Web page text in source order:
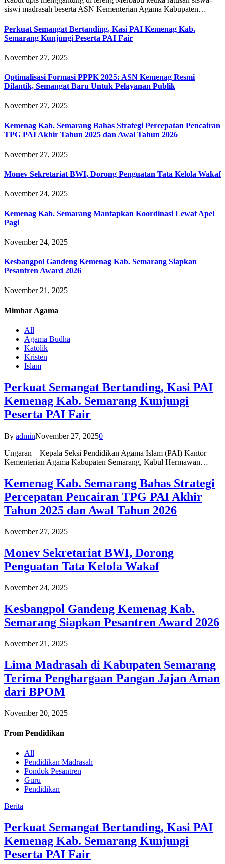
siswi madrasah beserta ASN Kementerian Agama Kabupaten…
Perkuat Semangat Bertanding, Kasi PAI Kemenag Kab.
Semarang Kunjungi Peserta PAI Fair
November 27, 2025
Optimalisasi Formasi PPPK 2025: ASN Kemenag Resmi
Dilantik, Semangat Baru Untuk Pelayanan Publik
November 27, 2025
Kemenag Kab. Semarang Bahas Strategi Percepatan Pencairan
TPG PAI Akhir Tahun 2025 dan Awal Tahun 2026
November 27, 2025
Monev Sekretariat BWI, Dorong Penguatan Tata Kelola Wakaf
November 24, 2025
Kemenag Kab. Semarang Mantapkan Koordinasi Lewat Apel
Pagi
November 24, 2025
Kesbangpol Gandeng Kemenag Kab. Semarang Siapkan
Pesantren Award 2026
November 21, 2025
Mimbar Agama
All
Agama Budha
Katolik
Kristen
Islam
Perkuat Semangat Bertanding, Kasi PAI
Kemenag Kab. Semarang Kunjungi
Peserta PAI Fair
By adminNovember 27, 20250
Ungaran – Kepala Seksi Pendidikan Agama Islam (PAI) Kantor
Kementerian Agama Kabupaten Semarang, Kabul Hermawan…
Kemenag Kab. Semarang Bahas Strategi
Percepatan Pencairan TPG PAI Akhir
Tahun 2025 dan Awal Tahun 2026
November 27, 2025
Monev Sekretariat BWI, Dorong
Penguatan Tata Kelola Wakaf
November 24, 2025
Kesbangpol Gandeng Kemenag Kab.
Semarang Siapkan Pesantren Award 2026
November 21, 2025
Lima Madrasah di Kabupaten Semarang
Terima Penghargaan Pangan Jajan Aman
dari BPOM
November 20, 2025
From Pendidikan
All
Pendidikan Madrasah
Pondok Pesantren
Guru
Pendidikan
Berita
Perkuat Semangat Bertanding, Kasi PAI
Kemenag Kab. Semarang Kunjungi
Peserta PAI Fair